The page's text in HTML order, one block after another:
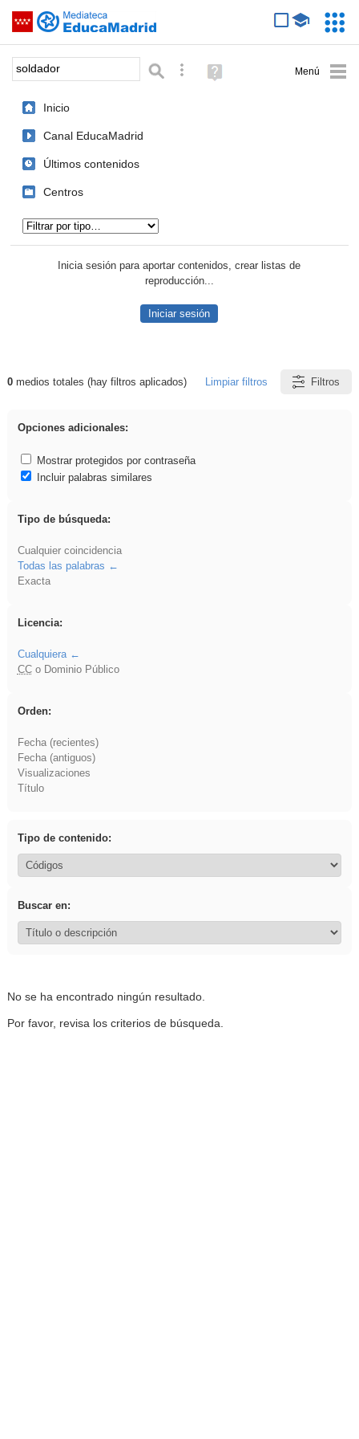
Saltar navegación
Palabra o frase: Búsqueda avanzada
Ayuda
(en
Inicio
Canal EducaMadrid
Últimos contenidos
Centros
Inicia sesión para aportar contenidos, crear listas de
reproducción...
Iniciar sesión
Resultados de: soldador
0medios totales (hay filtros aplicados) Limpiar filtros Filtros
Opciones adicionales:
Mostrar protegidos por contraseña
Incluir palabras similares
Tipo de búsqueda:
Cualquier coincidencia
Todas las palabras
Exacta
Licencia:
Cualquiera
CCo Dominio Público
Orden:
Fecha (recientes)
Fecha (antiguos)
Visualizaciones
Título
Tipo de contenido:
Buscar en:
No se ha encontrado ningún resultado.
Por favor, revisa los criterios de búsqueda.